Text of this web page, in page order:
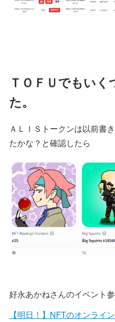
ＴＯＦＵでもいく
た。
ＡＬＩＳトークンは以前書
たかな？と確認したら
好永あかねさんのイベント
【明日！】NFTのオンライ